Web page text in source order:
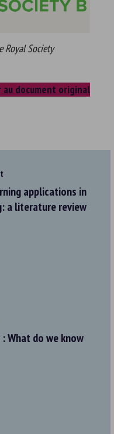
Royal Society
au document original
applications in
a literature review
What do we know